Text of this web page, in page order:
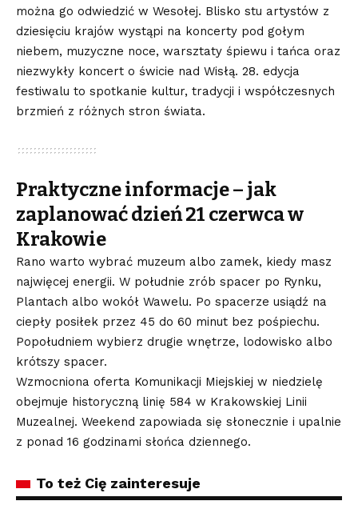
można go odwiedzić w Wesołej. Blisko stu artystów z
dziesięciu krajów wystąpi na koncerty pod gołym
niebem, muzyczne noce, warsztaty śpiewu i tańca oraz
niezwykły koncert o świcie nad Wisłą. 28. edycja
festiwalu to spotkanie kultur, tradycji i współczesnych
brzmień z różnych stron świata.
Praktyczne informacje – jak
zaplanować dzień 21 czerwca w
Krakowie
Rano warto wybrać muzeum albo zamek, kiedy masz
najwięcej energii. W południe zrób spacer po Rynku,
Plantach albo wokół Wawelu. Po spacerze usiądź na
ciepły posiłek przez 45 do 60 minut bez pośpiechu.
Popołudniem wybierz drugie wnętrze, lodowisko albo
krótszy spacer.
Wzmocniona oferta Komunikacji Miejskiej w niedzielę
obejmuje historyczną linię 584 w Krakowskiej Linii
Muzealnej. Weekend zapowiada się słonecznie i upalnie
z ponad 16 godzinami słońca dziennego.
To też Cię zainteresuje